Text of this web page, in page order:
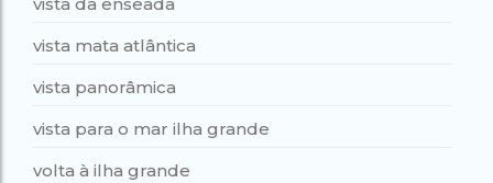
vista da enseada
vista mata atlântica
vista panorâmica
vista para o mar ilha grande
volta à ilha grande